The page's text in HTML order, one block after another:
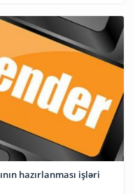
hazırlanması işləri